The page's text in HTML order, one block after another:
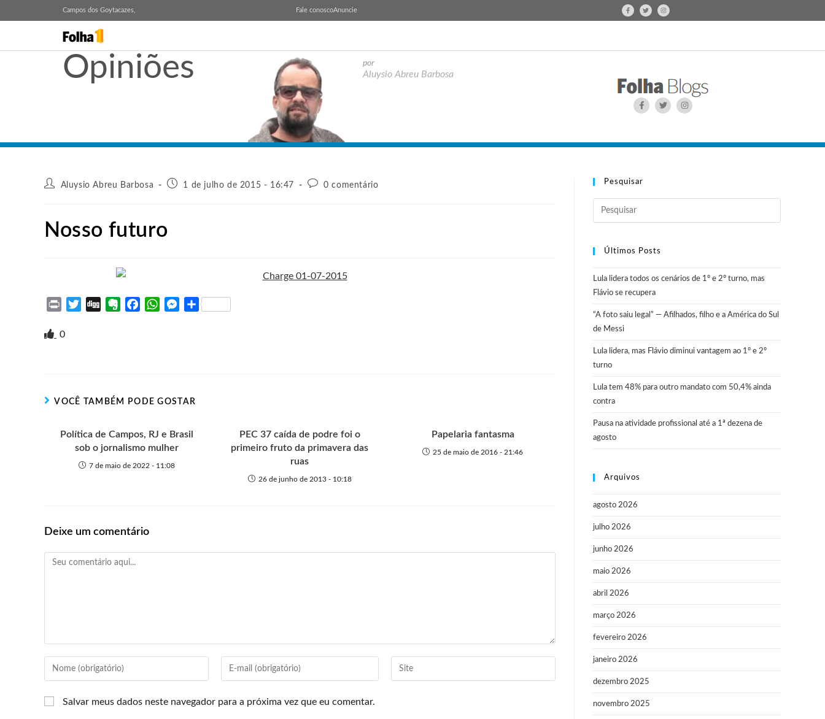
Campos dos Goytacazes, Fale conoscoAnuncie
Opiniões por
Aluysio Abreu Barbosa
Aluysio Abreu Barbosa 1 de julho de 2015 - 16:47 0 comentário
Nosso futuro
i
e
k
W
p
M
e
S
0
VOCÊ TAMBÉM PODE GOSTAR
Política de Campos, RJ e Brasil
sob o jornalismo mulher
7 de maio de 2022 - 11:08
PEC 37 caída de podre foi o
primeiro fruto da primavera das
ruas
26 de junho de 2013 - 10:18
Papelaria fantasma
25 de maio de 2016 - 21:46
Deixe um comentário
Salvar meus dados neste navegador para a próxima vez que eu comentar.
Pesquisar
Últimos Posts
Lula lidera todos os cenários de 1º e 2º turno, mas
Flávio se recupera
“A foto saiu legal” — Afilhados, filho e a América do Sul
de Messi
Lula lidera, mas Flávio diminui vantagem ao 1º e 2º
turno
Lula tem 48% para outro mandato com 50,4% ainda
contra
Pausa na atividade profissional até a 1ª dezena de
agosto
Arquivos
agosto 2026
julho 2026
junho 2026
maio 2026
abril 2026
março 2026
fevereiro 2026
janeiro 2026
dezembro 2025
novembro 2025